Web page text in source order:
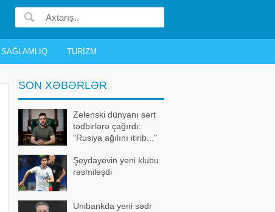
SAĞLAMLIQ TURIZM
SON XƏBƏRLƏR
Zelenski dünyanı sərt
tədbirlərə çağırdı:
"Rusiya ağılını itirib..."
Şeydayevin yeni klubu
rəsmiləşdi
Unibankda yeni sədr